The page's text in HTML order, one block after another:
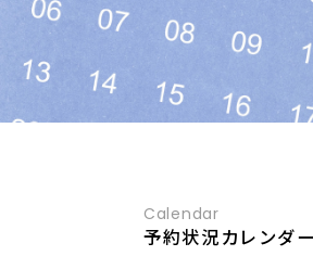
Calendar
予約状況カレンダー